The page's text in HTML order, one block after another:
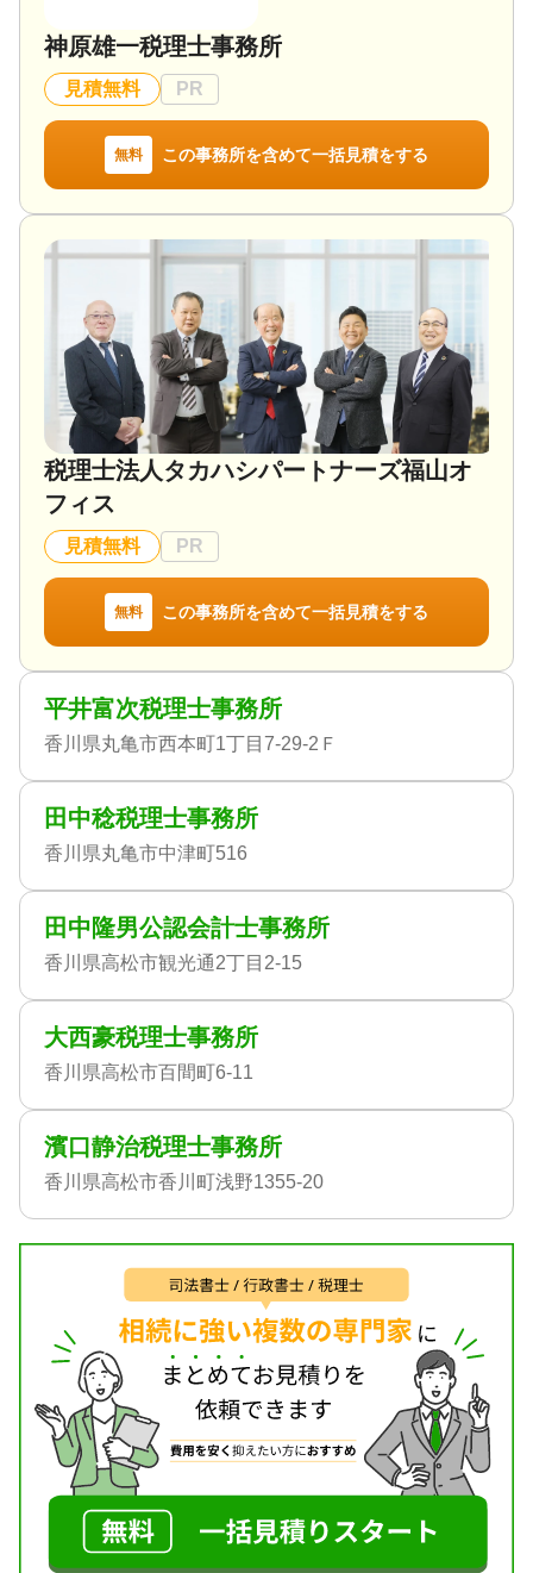
神原雄一税理士事務所
見積無料 PR
無料 この事務所を含めて一括見積をする
税理士法人タカハシパートナーズ福山オ
フィス
見積無料 PR
無料 この事務所を含めて一括見積をする
平井富次税理士事務所
香川県丸亀市西本町1丁目7-29-2Ｆ
田中稔税理士事務所
香川県丸亀市中津町516
田中隆男公認会計士事務所
香川県高松市観光通2丁目2-15
大西豪税理士事務所
香川県高松市百間町6-11
濱口静治税理士事務所
香川県高松市香川町浅野1355-20